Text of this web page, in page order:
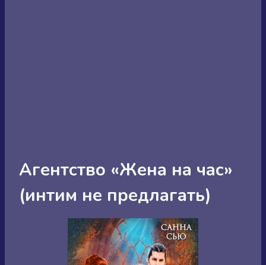
Агентство «Жена на час»
(интим не предлагать)